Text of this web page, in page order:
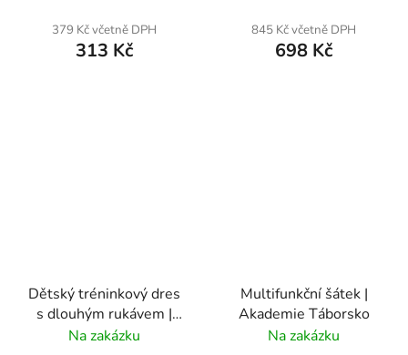
379 Kč včetně DPH
313 Kč
845 Kč včetně DPH
698 Kč
Dětský tréninkový dres
s dlouhým rukávem |
Akademie Táborsko
Na zakázku
Multifunkční šátek |
Akademie Táborsko
Na zakázku